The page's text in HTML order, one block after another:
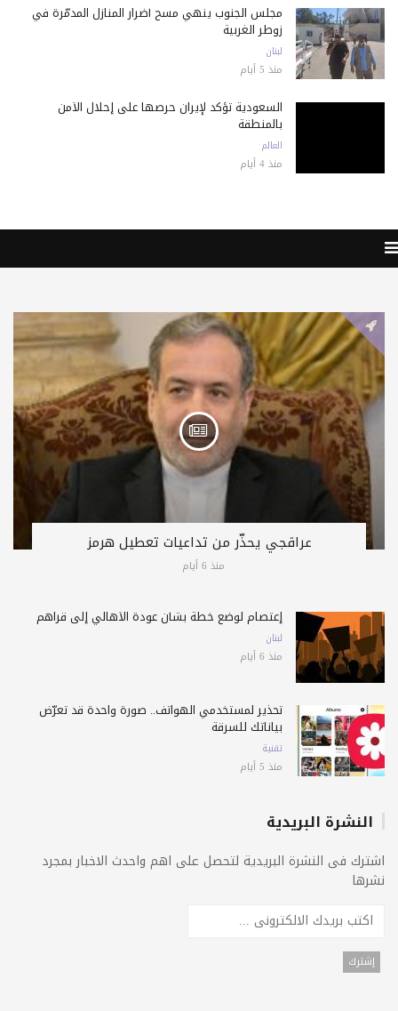
مجلس الجنوب ينهي مسح أضرار المنازل المدمّرة في
زوطر الغربية
لبنان
منذ 5 أيام
السعودية تؤكد لإيران حرصها على إحلال الأمن
بالمنطقة
العالم
منذ 4 أيام
عراقجي يحذّر من تداعيات تعطيل هرمز
منذ 6 أيام
إعتصام لوضع خطة بشأن عودة الأهالي إلى قراهم
لبنان
منذ 6 أيام
تحذير لمستخدمي الهواتف.. صورة واحدة قد تعرّض
بياناتك للسرقة
تقنية
منذ 5 أيام
النشرة البريدية
اشترك فى النشرة البريدية لتحصل على اهم واحدث الاخبار بمجرد
نشرها